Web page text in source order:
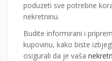
poduzeti sve potrebne
nekretninu.
Budite informirani i
kupovinu, kako biste
osigurali da je vaša